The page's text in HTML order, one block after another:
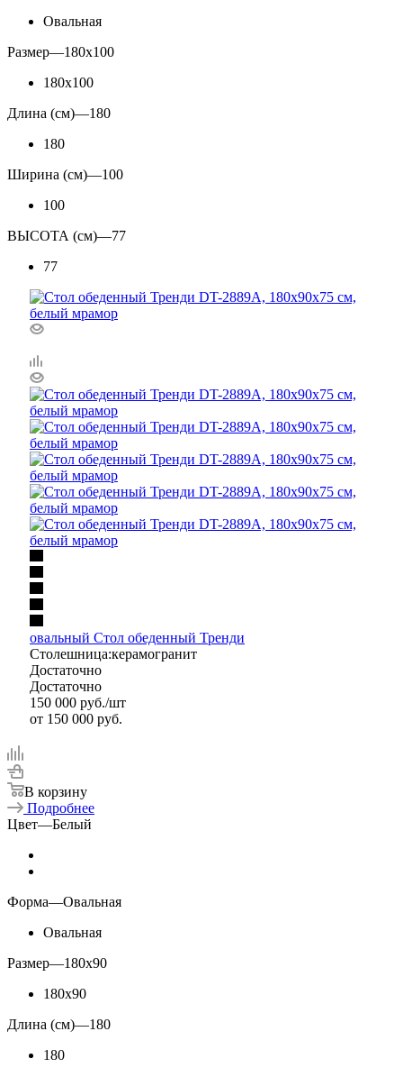
Овальная
Размер—180x100
180x100
Длина (см)—180
180
Ширина (см)—100
100
ВЫСОТА (см)—77
77
овальный Стол обеденный Тренди
Столешница:керамогранит
Достаточно
Достаточно
150 000 руб./шт
от 150 000 руб.
В корзину
Подробнее
Цвет—Белый
Форма—Овальная
Овальная
Размер—180x90
180x90
Длина (см)—180
180